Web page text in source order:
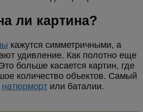
ли картина?
кажутся симметричными, а
удивление. Как полотно еще
больше касается картин, где
количество объектов. Самый
натюрморт или баталии.